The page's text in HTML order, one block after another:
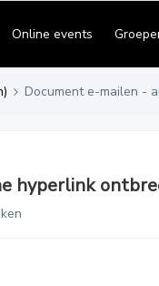
Online events
Document e-mailen -
hyperlink